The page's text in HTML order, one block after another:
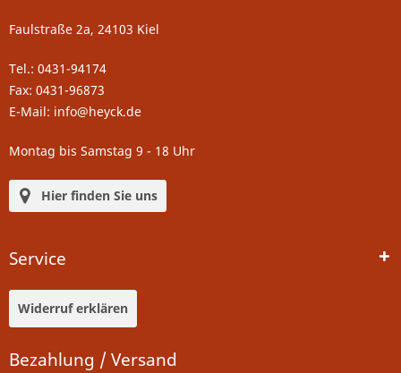
Faulstraße 2a, 24103 Kiel
Tel.: 0431-94174
Fax: 0431-96873
E-Mail: info@heyck.de
Montag bis Samstag 9 - 18 Uhr
Hier finden Sie uns
Service
Widerruf erklären
Bezahlung / Versand